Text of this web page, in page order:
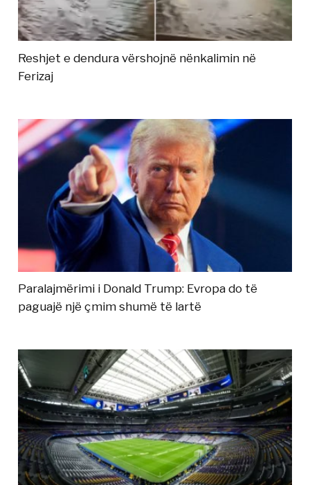
Reshjet e dendura vërshojnë nënkalimin në
Ferizaj
Paralajmërimi i Donald Trump: Evropa do të
paguajë një çmim shumë të lartë